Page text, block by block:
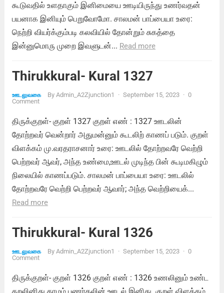
கூடுவதில் உளதாகும் இனிமையை ஊடியிருந்து உணர்வதன்
பயனாக இனியும் பெறுவோமோ. சாலமன் பாப்பையா உரை:
நெற்றி வியர்க்கும்படி கலவியில் தோன்றும் சுகத்தை
இன்னுமொரு முறை இவளுடன்... Read more
Thirukkural- Kural 1327
ஊடலுவகை By Admin_A2Zjunction1 · September 15, 2023 · 0
Comment
திருக்குறள்- குறள் 1327 குறள் எண் : 1327 ஊடலின்
தோற்றவர் வென்றார் அதுமன்னும் கூடலிற் காணப் படும். குறள்
விளக்கம் மு.வரதராசனார் உரை: ஊடலில் தோற்றவரே வெற்றி
பெற்றவர் ஆவர், அந்த உண்மை,ஊடல் முடிந்த பின் கூடிமகிழும்
நிலையில் காணப்படும். சாலமன் பாப்பையா உரை: ஊடலில்
தோற்றவரே வெற்றி பெற்றவர் ஆவார்; அந்த வெற்றியைக்...
Read more
Thirukkural- Kural 1326
ஊடலுவகை By Admin_A2Zjunction1 · September 15, 2023 · 0
Comment
திருக்குறள்- குறள் 1326 குறள் எண் : 1326 உணலினும் உண்ட